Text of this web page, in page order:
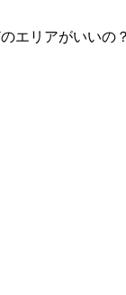
エリアがいいの